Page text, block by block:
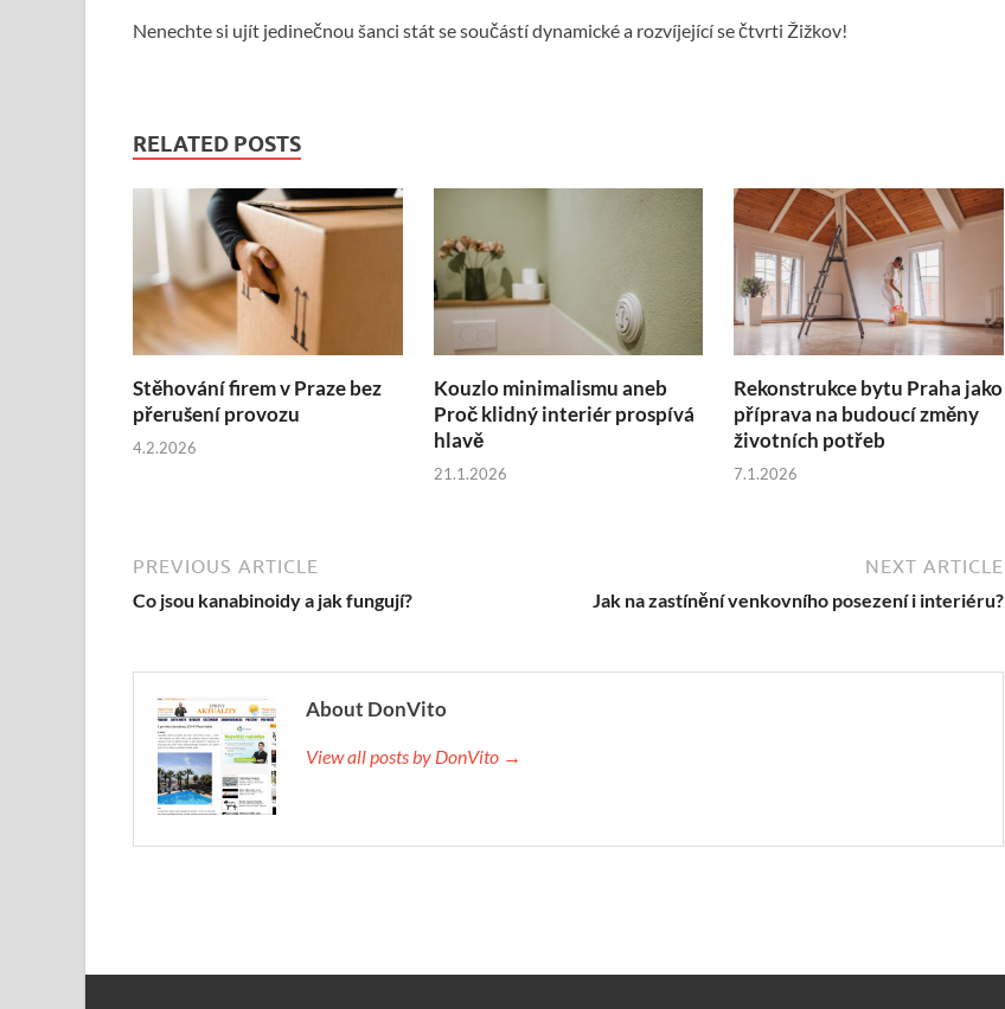
Nenechte si ujít jedinečnou šanci stát se součástí dynamické a rozvíjející se čtvrti Žižkov!
RELATED POSTS
Stěhování firem v Praze bez
přerušení provozu
4.2.2026
Kouzlo minimalismu aneb
Proč klidný interiér prospívá
hlavě
21.1.2026
Rekonstrukce bytu Praha jako
příprava na budoucí změny
životních potřeb
7.1.2026
PREVIOUS ARTICLE
Co jsou kanabinoidy a jak fungují?
NEXT ARTICLE
Jak na zastínění venkovního posezení i interiéru?
About DonVito
View all posts by DonVito →